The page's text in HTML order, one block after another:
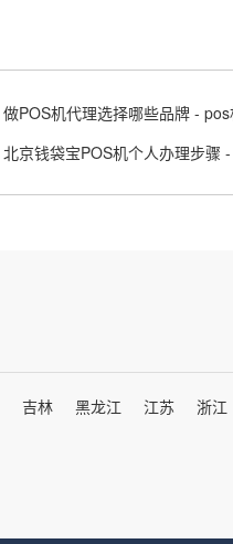
吉林 黑龙江 江苏 浙江